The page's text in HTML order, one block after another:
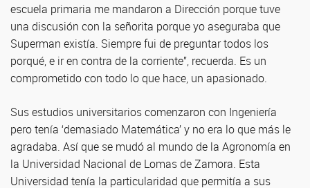
escuela primaria me mandaron a Dirección porque tuve
una discusión con la señorita porque yo aseguraba que
Superman existía. Siempre fui de preguntar todos los
porqué, e ir en contra de la corriente”, recuerda. Es un
comprometido con todo lo que hace, un apasionado.
Sus estudios universitarios comenzaron con Ingeniería
pero tenía ‘demasiado Matemática’ y no era lo que más le
agradaba. Así que se mudó al mundo de la Agronomía en
la Universidad Nacional de Lomas de Zamora. Esta
Universidad tenía la particularidad que permitía a sus